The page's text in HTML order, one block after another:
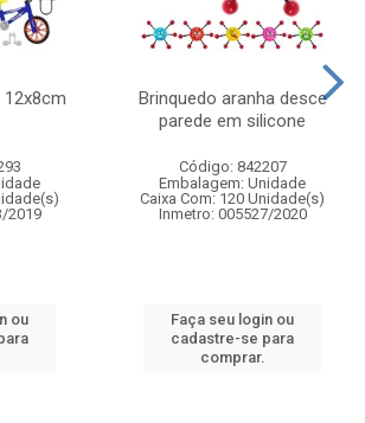
2019
ou
Brinquedo aranha desce
parede em silicone
Código: 842207
Embalagem: Unidade
Caixa Com: 120 Unidade(s)
Inmetro: 005527/2020
Faça seu login ou
cadastre-se para
comprar.